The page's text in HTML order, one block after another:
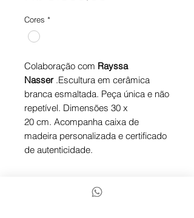
Cores *
Colaboração com Rayssa
Nasser.Escultura em cerâmica
branca esmaltada. Peça única e não
repetível. Dimensões 30 x
20 cm. Acompanha caixa de
madeira personalizada e certificado
de autenticidade.